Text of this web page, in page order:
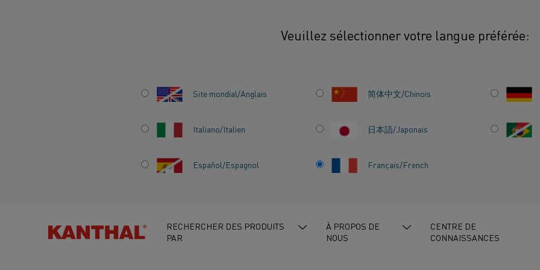
Veuillez sélectionner votre langue préférée:
Site mondial/Anglais 简体中文/Chinois
Italiano/Italien 日本語/Japonais
Español/Espagnol Français/French
RECHERCHER DES PRODUITS
PAR
À PROPOS DE
NOUS
CENTRE DE
CONNAISSANCES
Solaire et semi-conducteurs Comment les processus atmosphériques façonnent les dispositifs
COMMENT LES
PROCESSUS
ATMOSPHÉRIQUES
DISPOSITIFS SEMI-
Les processus
fabrication de semi-
création de
structurelles et de